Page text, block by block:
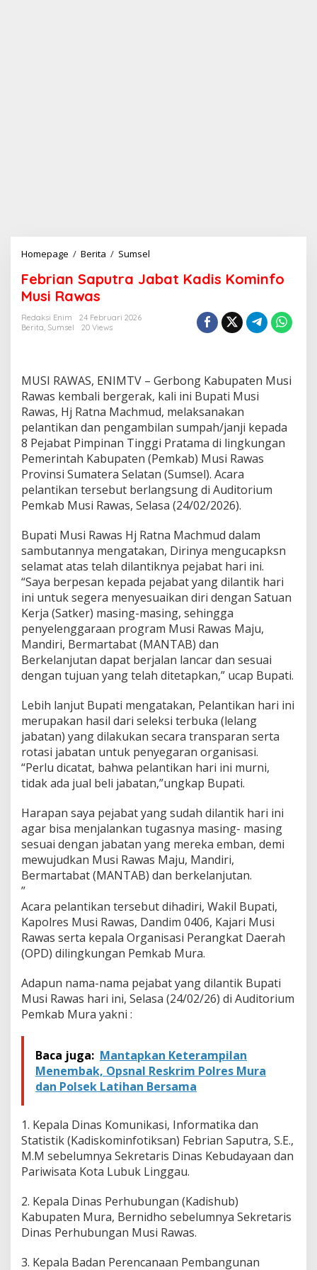
Homepage / Berita / Sumsel
b
u
t
r
a
J
a
b
a
K
a
i
s
K
o
m
i
n
f
o
M
u
s
R
a
w
a
s
Febrian Saputra Jabat Kadis Kominfo
Musi Rawas
Redaksi Enim
24 Februari 2026
Berita, Sumsel 20 Views
MUSI RAWAS, ENIMTV – Gerbong Kabupaten Musi
Rawas kembali bergerak, kali ini Bupati Musi
Rawas, Hj Ratna Machmud, melaksanakan
pelantikan dan pengambilan sumpah/janji kepada
8 Pejabat Pimpinan Tinggi Pratama di lingkungan
Pemerintah Kabupaten (Pemkab) Musi Rawas
Provinsi Sumatera Selatan (Sumsel). Acara
pelantikan tersebut berlangsung di Auditorium
Pemkab Musi Rawas, Selasa (24/02/2026).
Bupati Musi Rawas Hj Ratna Machmud dalam
sambutannya mengatakan, Dirinya mengucapksn
selamat atas telah dilantiknya pejabat hari ini.
“Saya berpesan kepada pejabat yang dilantik hari
ini untuk segera menyesuaikan diri dengan Satuan
Kerja (Satker) masing-masing, sehingga
penyelenggaraan program Musi Rawas Maju,
Mandiri, Bermartabat (MANTAB) dan
Berkelanjutan dapat berjalan lancar dan sesuai
dengan tujuan yang telah ditetapkan,” ucap Bupati.
Lebih lanjut Bupati mengatakan, Pelantikan hari ini
merupakan hasil dari seleksi terbuka (lelang
jabatan) yang dilakukan secara transparan serta
rotasi jabatan untuk penyegaran organisasi.
“Perlu dicatat, bahwa pelantikan hari ini murni,
tidak ada jual beli jabatan,”ungkap Bupati.
Harapan saya pejabat yang sudah dilantik hari ini
agar bisa menjalankan tugasnya masing- masing
sesuai dengan jabatan yang mereka emban, demi
mewujudkan Musi Rawas Maju, Mandiri,
Bermartabat (MANTAB) dan berkelanjutan.
”
Acara pelantikan tersebut dihadiri, Wakil Bupati,
Kapolres Musi Rawas, Dandim 0406, Kajari Musi
Rawas serta kepala Organisasi Perangkat Daerah
(OPD) dilingkungan Pemkab Mura.
Adapun nama-nama pejabat yang dilantik Bupati
Musi Rawas hari ini, Selasa (24/02/26) di Auditorium
Pemkab Mura yakni :
Baca juga: Mantapkan Keterampilan
Menembak, Opsnal Reskrim Polres Mura
dan Polsek Latihan Bersama
1. Kepala Dinas Komunikasi, Informatika dan
Statistik (Kadiskominfotiksan) Febrian Saputra, S.E.,
M.M sebelumnya Sekretaris Dinas Kebudayaan dan
Pariwisata Kota Lubuk Linggau.
2. Kepala Dinas Perhubungan (Kadishub)
Kabupaten Mura, Bernidho sebelumnya Sekretaris
Dinas Perhubungan Musi Rawas.
3. Kepala Badan Perencanaan Pembangunan